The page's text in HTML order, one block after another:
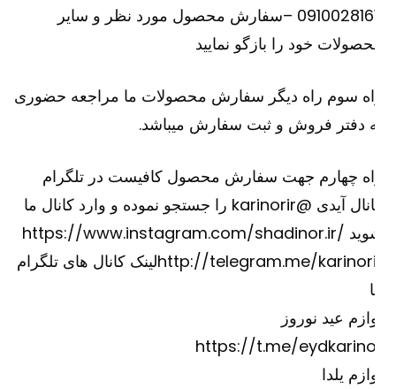
09100281611 –سفارش محصول مورد نظر و سایر
خود را بازگو نمایید
سوم راه دیگر سفارش محصولات ما مراجعه حضوری
دفتر فروش و ثبت سفارش میباشد.
چهارم جهت سفارش محصول کافیست در تلگرام
کانال آیدی @karinorir را جستجو نموده و وارد کانال ما
https://www.instagram.com/shadinor.ir/
http://telegram.me/لینک کانال های تلگرام
عید نوروز
https://t.me/
یلدا